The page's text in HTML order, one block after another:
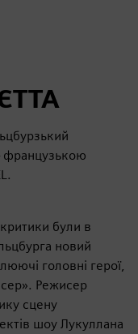
французькою
були в
новий
головні герої,
Режисер
сцену
шоу Лукуллана